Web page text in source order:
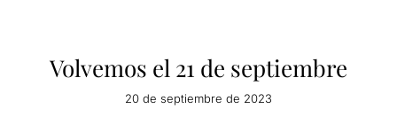
Volvemos el 21 de septiembre
20 de septiembre de 2023